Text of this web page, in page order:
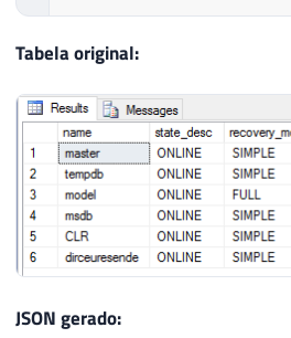
Tabela original:
JSON gerado: